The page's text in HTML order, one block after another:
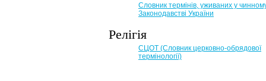
Словник термінів, уживаних у
Законодавстві України
Релігія
СЦОТ (Словник церковно-обрядової
термінології)